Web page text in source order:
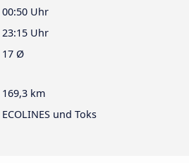
00:50 Uhr
23:15 Uhr
17 Ø
169,3 km
ECOLINES und Toks